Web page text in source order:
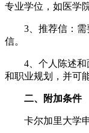
专业学位，如医学
3、推荐信：需
信。
4、个人陈述和
和职业规划，并可
二、附加条件
卡尔加里大学申